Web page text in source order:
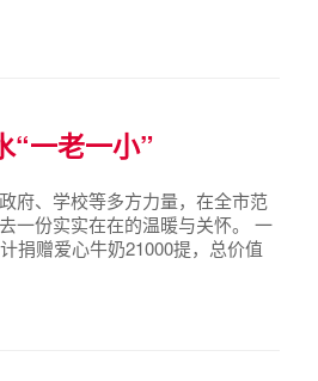
“一老一小”
府、学校等多方力量，在全市范
一份实实在在的温暖与关怀。 一
捐赠爱心牛奶21000提，总价值